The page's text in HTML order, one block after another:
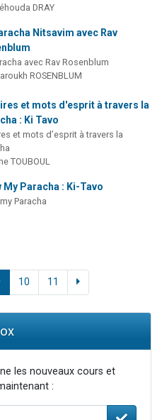
DRAY
Nitsavim avec Rav
avec Rav Rosenblum
ROSENBLUM
et mots d'esprit à travers la
: Ki Tavo
et mots d’esprit à travers la
TOUBOUL
My Paracha : Ki-Tavo
Paracha
10 11
les nouveaux cours et
: